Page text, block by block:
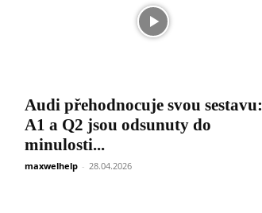
Audi přehodnocuje svou sestavu:
A1 a Q2 jsou odsunuty do
minulosti...
maxwelhelp - 28.04.2026